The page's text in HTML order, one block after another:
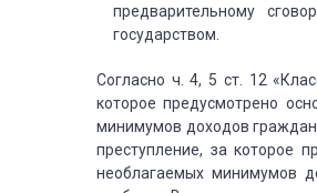
предварительному
государством.
Согласно ч. 4, 5 ст. 12
которое предусмотрено
минимумов доходов
преступление, за которое
необлагаемых минимумов